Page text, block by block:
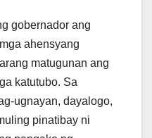
gobernador ang
ahensyang
matugunan ang
katutubo. Sa
ugnayan, dayalogo,
pinatibay ni